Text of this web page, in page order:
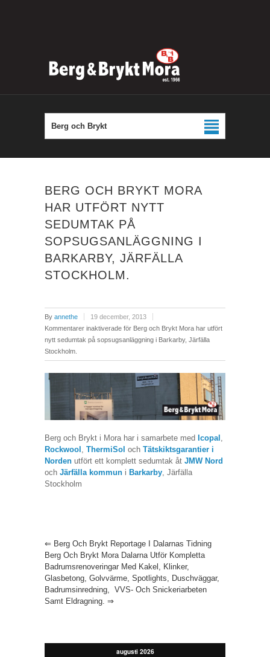
Berg och Brykt
BERG OCH BRYKT MORA
HAR UTFÖRT NYTT
SEDUMTAK PÅ
SOPSUGSANLÄGGNING I
BARKARBY, JÄRFÄLLA
STOCKHOLM.
By annethe
19 december, 2013
Kommentarer inaktiverade för Berg och Brykt Mora har utfört
nytt sedumtak på sopsugsanläggning i Barkarby, Järfälla
Stockholm.
Berg och Brykt i Mora har i samarbete med Icopal ,
Rockwool , ThermiSol och Tätskiktsgarantier i
Norden utfört ett komplett sedumtak åt JMW Nord
och Järfälla kommun i Barkarby, Järfälla
Stockholm
⇐ Berg Och Brykt Reportage I Dalarnas Tidning
Berg Och Brykt Mora Dalarna Utför Kompletta
Badrumsrenoveringar Med Kakel, Klinker,
Glasbetong, Golvvärme, Spotlights, Duschväggar,
Badrumsinredning, VVS- Och Snickeriarbeten
Samt Eldragning. ⇒
augusti 2026